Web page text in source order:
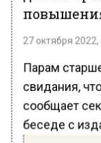
27 октября 2022,
Парам
свидания,
сообщает
беседе с